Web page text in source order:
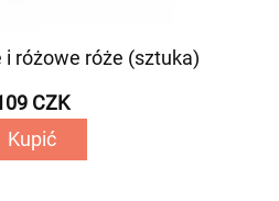
i różowe róże (sztuka)
CZK
Kupić